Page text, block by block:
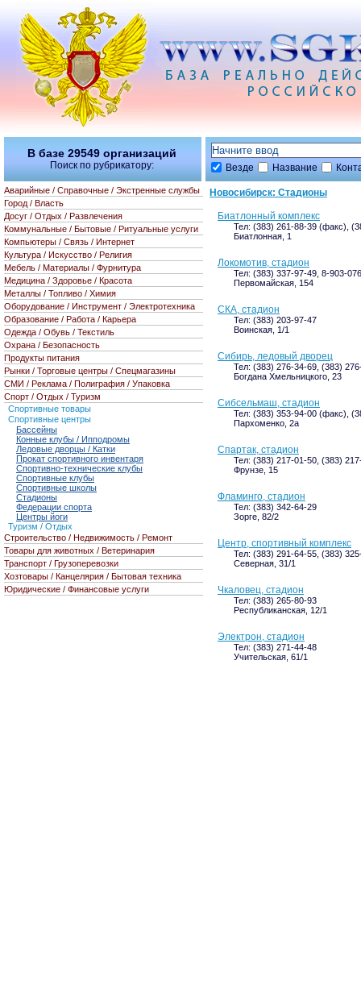
Везде Название
Новосибирск: Стадионы
Биатлонный комплекс
Тел: (383) 261-88-39 (факс),
Биатлонная, 1
Локомотив, стадион
Тел: (383) 337-97-49, 8-903-
Первомайская, 154
СКА, стадион
Тел: (383) 203-97-47
Воинская, 1/1
Сибирь, ледовый дворец
Тел: (383) 276-34-69, (383)
Богдана Хмельницкого, 23
Сибсельмаш, стадион
Тел: (383) 353-94-00 (факс),
Пархоменко, 2а
Спартак, стадион
Тел: (383) 217-01-50, (383)
Фрунзе, 15
Фламинго, стадион
Тел: (383) 342-64-29
Зорге, 82/2
Центр, спортивный комплекс
Тел: (383) 291-64-55, (383)
Северная, 31/1
Чкаловец, стадион
Тел: (383) 265-80-93
Республиканская, 12/1
Электрон, стадион
Тел: (383) 271-44-48
Учительская, 61/1
В базе 29549 организаций
Поиск по рубрикатору:
Аварийные / Справочные / Экстренные службы
Город / Власть
Досуг / Отдых / Развлечения
Коммунальные / Бытовые / Ритуальные услуги
Компьютеры / Связь / Интернет
Культура / Искусство / Религия
Мебель / Материалы / Фурнитура
Медицина / Здоровье / Красота
Металлы / Топливо / Химия
Оборудование / Инструмент / Электротехника
Образование / Работа / Карьера
Одежда / Обувь / Текстиль
Охрана / Безопасность
Продукты питания
Рынки / Торговые центры / Спецмагазины
СМИ / Реклама / Полиграфия / Упаковка
Спорт / Отдых / Туризм
Спортивные товары
Спортивные центры
Бассейны
Конные клубы / Ипподромы
Ледовые дворцы / Катки
Прокат спортивного инвентаря
Спортивно-технические клубы
Спортивные клубы
Спортивные школы
Стадионы
Федерации спорта
Центры йоги
Туризм / Отдых
Строительство / Недвижимость / Ремонт
Товары для животных / Ветеринария
Транспорт / Грузоперевозки
Хозтовары / Канцелярия / Бытовая техника
Юридические / Финансовые услуги